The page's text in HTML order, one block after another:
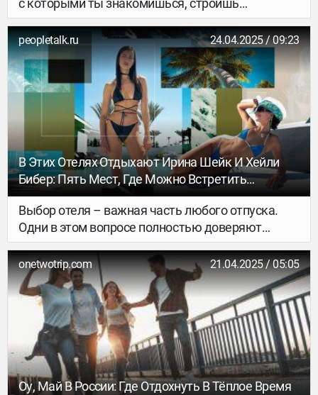
с которыми ты знакомишься, строишь
отношения. В какой-то период могут
открываться тебе заново или прощаться с тобой.
peopletalk.ru 24.04.2025 / 09:23
В Этих Отелях Отдыхают Ирина Шейк И Хейли
Бибер: Пять Мест, Где Можно Встретить
Любимых Звезд
Выбор отеля – важная часть любого отпуска.
Одни в этом вопросе полностью доверяют
туроператорам, другие же рассчитывают
исключительно на свой вкус. Мы, например, себя
относим ко второму типу, потому что просто
обожаем подсматривать в запрещенных
социальных сетях инфлюенсеров модные места,
в которых хотели бы оказаться. И даже идея
этой подборки возникла после серии кадров
Роузи Хантингтон-Уайтли из отпуска.
onetwotrip.com 21.04.2025 / 05:05
Оу, Май В России: Где Отдохнуть В Тёплое Время